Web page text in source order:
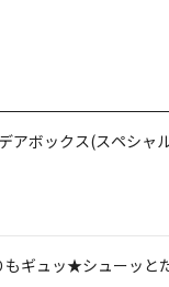
アボックス(スペシャ
ギュッ★シューッ